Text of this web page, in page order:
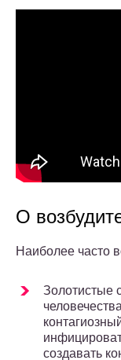
О
Наиболее часто
Золотистые
создавать